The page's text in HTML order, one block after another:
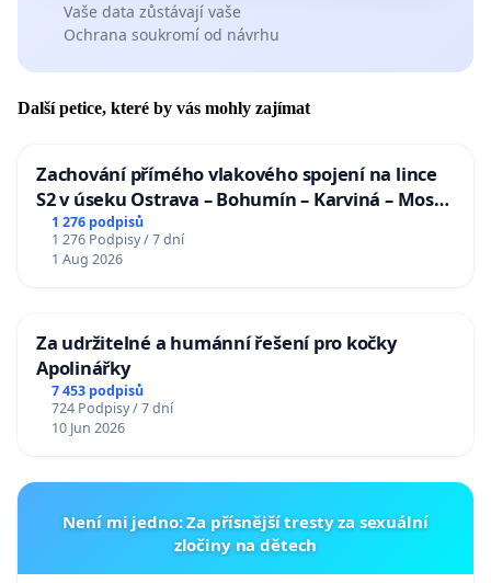
Vaše data zůstávají vaše
Ochrana soukromí od návrhu
Další petice, které by vás mohly zajímat
Zachování přímého vlakového spojení na lince
S2 v úseku Ostrava – Bohumín – Karviná – Mosty
u Jablunkova
1 276 podpisů
1 276 Podpisy / 7 dní
1 Aug 2026
Za udržitelné a humánní řešení pro kočky
Apolinářky
7 453 podpisů
724 Podpisy / 7 dní
10 Jun 2026
Není mi jedno: Za přísnější tresty za sexuální
zločiny na dětech